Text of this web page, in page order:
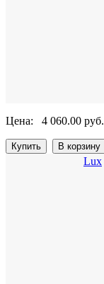
Цена: 4 060.00 руб.
Lux